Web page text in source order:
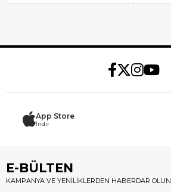
App Store
İndir
E-BÜLTEN
KAMPANYA VE YENİLİKLERDEN HABERDAR OLUN.